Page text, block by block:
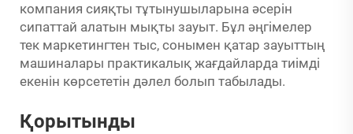
компания сияқты тұтынушыларына әсерін
сипаттай алатын мықты зауыт. Бұл әңгімелер
тек маркетингтен тыс, сонымен қатар зауыттың
машиналары практикалық жағдайларда тиімді
екенін көрсететін дәлел болып табылады.
Қорытынды